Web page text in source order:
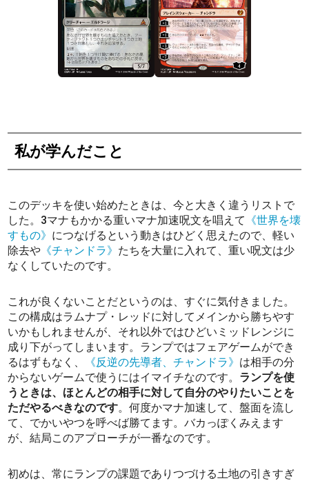
私が学んだこと
このデッキを使い始めたときは、今と大きく違うリストで
した。3マナもかかる重いマナ加速呪文を唱えて 《世界を壊
すもの》 につなげるという動きはひどく思えたので、軽い
除去や 《チャンドラ》 たちを大量に入れて、重い呪文は少
なくしていたのです。
これが良くないことだというのは、すぐに気付きました。
この構成はラムナプ・レッドに対してメインから勝ちやす
いかもしれませんが、それ以外ではひどいミッドレンジに
成り下がってしまいます。ランプではフェアゲームができ
るはずもなく、
《反逆の先導者、チャンドラ》 は相手の分
からないゲームで使うにはイマイチなのです。 ランプを使
うときは、ほとんどの相手に対して自分のやりたいことを
ただやるべきなのです。何度かマナ加速して、盤面を流し
て、でかいやつを呼べば勝てます。バカっぽくみえます
が、結局このアプローチが一番なのです。
初めは、常にランプの課題でありつづける土地の引きすぎ